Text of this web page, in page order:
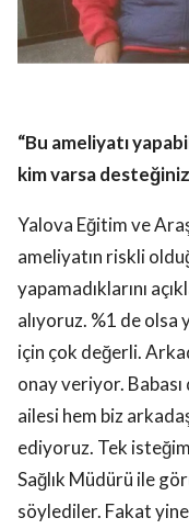
“Bu ameliyatı
kim varsa
Yalova Eğitim ve
ameliyatın riskli
yapamadıklarını
alıyoruz. %1 de
için çok değerli.
onay veriyor. Babası
ailesi hem biz
ediyoruz. Tek
Sağlık Müdürü ile
söylediler. Fakat